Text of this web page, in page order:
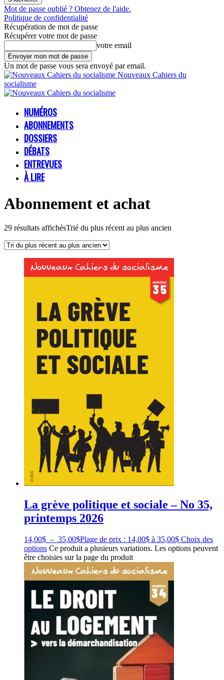
Mot de passe oublié ? Obtenez de l'aide.
Politique de confidentialité
Récupération de mot de passe
Récupérer votre mot de passe
votre email
Un mot de passe vous sera envoyé par email.
Nouveaux Cahiers du
socialisme
NUMÉROS
ABONNEMENTS
DOSSIERS
DÉBATS
ENTREVUES
À LIRE
Abonnement et achat
29 résultats affichésTrié du plus récent au plus ancien
La grève politique et sociale – No 35,
printemps 2026
14,00$ – 35,00$Plage de prix : 14,00$ à 35,00$ Choix des
options Ce produit a plusieurs variations. Les options peuvent
être choisies sur la page du produit